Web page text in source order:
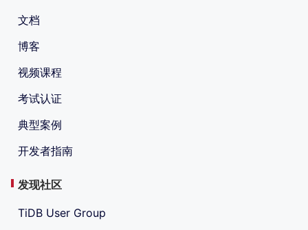
文档
博客
视频课程
考试认证
典型案例
开发者指南
发现社区
TiDB User Group